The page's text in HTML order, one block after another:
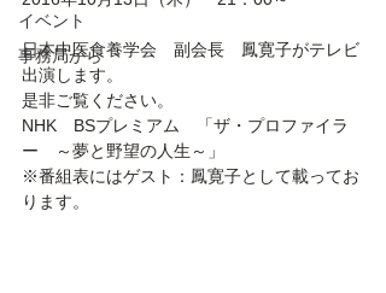
イベント
事務局から
日本中医食養学会　副会長　鳳寛子がテレビ
出演します。
是非ご覧ください。
NHK　BSプレミアム　「ザ・プロファイラ
ー　～夢と野望の人生～」
※番組表にはゲスト：鳳寛子として載ってお
ります。